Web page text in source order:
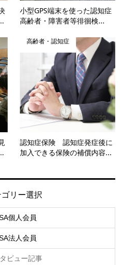
小型GPS端末を使った認知症
高齢者・障害者等徘徊検...
高齢者・認知症
認知症保険 認知症発症後に
加入できる保険の補償内容...
リー選択
個人会員
法人会員
ビュー記事